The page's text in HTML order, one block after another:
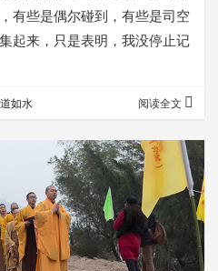
有些是偶尔碰到，有些是司空
起来，只是表明，我没停止记
如水 阅读全文